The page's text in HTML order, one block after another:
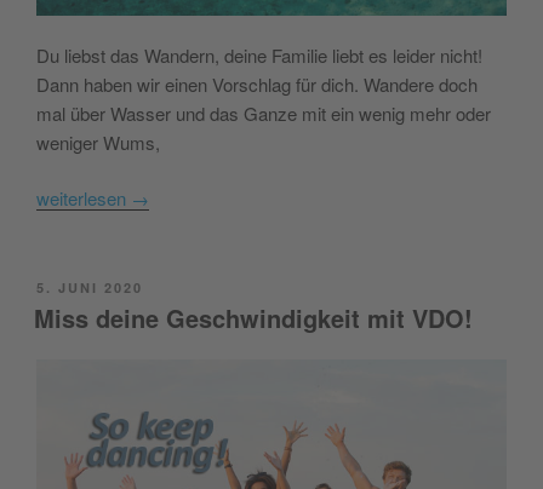
Du liebst das Wandern, deine Familie liebt es leider nicht!
Dann haben wir einen Vorschlag für dich. Wandere doch
mal über Wasser und das Ganze mit ein wenig mehr oder
weniger Wums,
weiterlesen →
POSTED
ON
5. JUNI 2020
Miss deine Geschwindigkeit mit VDO!